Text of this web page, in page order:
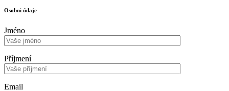
Osobni údaje
Jméno
Příjmení
Email